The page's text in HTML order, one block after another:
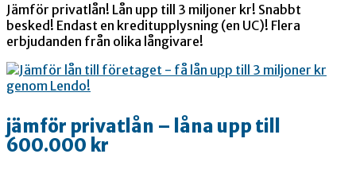
Jämför privatlån! Lån upp till 3 miljoner kr! Snabbt
besked! Endast en kreditupplysning (en UC)! Flera
erbjudanden från olika långivare!
jämför privatlån – låna upp till
600.000 kr